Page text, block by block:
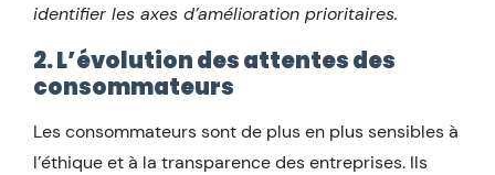
identifier les axes d’amélioration prioritaires.
2. L’évolution des attentes des
consommateurs
Les consommateurs sont de plus en plus sensibles à
l’éthique et à la transparence des entreprises. Ils